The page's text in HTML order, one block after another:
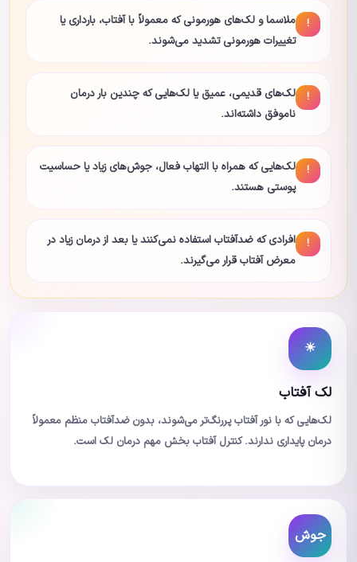
!
ملاسما و لک‌های هورمونی که معمولاً با آفتاب، بارداری یا
تغییرات هورمونی تشدید می‌شوند.
!
لک‌های قدیمی، عمیق یا لک‌هایی که چندین بار درمان
ناموفق داشته‌اند.
!
لک‌هایی که همراه با التهاب فعال، جوش‌های زیاد یا حساسیت
پوستی هستند.
!
افرادی که ضدآفتاب استفاده نمی‌کنند یا بعد از درمان زیاد در
معرض آفتاب قرار می‌گیرند.
☀
لک آفتاب
لک‌هایی که با نور آفتاب پررنگ‌تر می‌شوند، بدون ضدآفتاب منظم معمولاً
درمان پایداری ندارند. کنترل آفتاب بخش مهم درمان لک است.
جوش